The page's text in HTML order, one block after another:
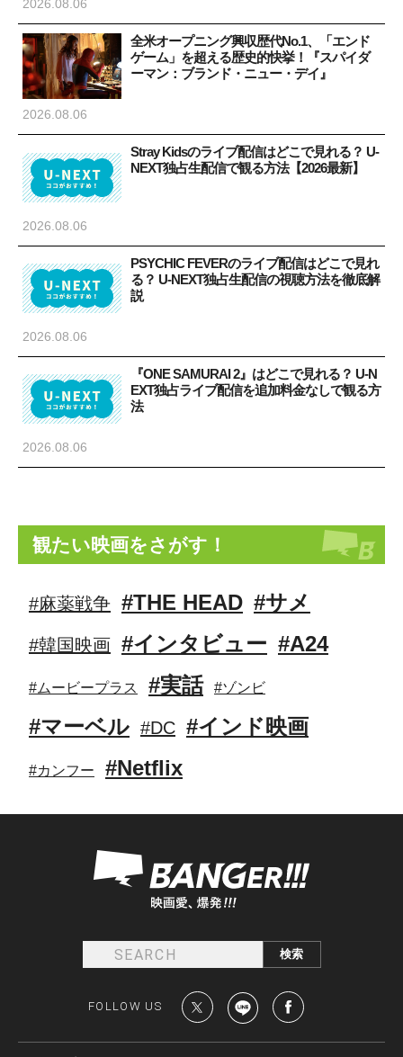
2026.08.06
全米オープニング興収歴代No.1、「エンド
ゲーム」を超える歴史的快挙！『スパイダ
ーマン：ブランド・ニュー・デイ』
2026.08.06
Stray Kidsのライブ配信はどこで見れる？ U-
NEXT独占生配信で観る方法【2026最新】
2026.08.06
PSYCHIC FEVERのライブ配信はどこで見れ
る？ U-NEXT独占生配信の視聴方法を徹底解
説
2026.08.06
『ONE SAMURAI 2』はどこで見れる？ U-N
EXT独占ライブ配信を追加料金なしで観る方
法
2026.08.06
観たい映画をさがす！
#麻薬戦争 #THE HEAD #サメ
#韓国映画 #インタビュー #A24
#ムービープラス #実話 #ゾンビ
#マーベル #DC #インド映画
#カンフー #Netflix
FOLLOW US